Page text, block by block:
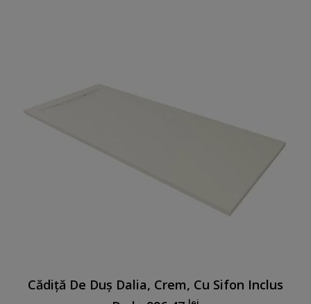
Cădiță De Duș Dalia, Crem, Cu Sifon Inclus